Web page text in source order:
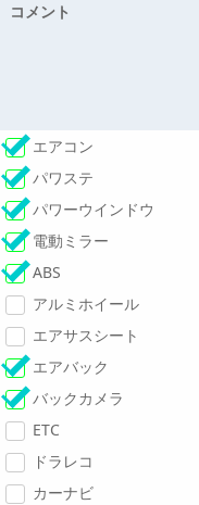
コメント
エアコン
パワステ
パワーウインドウ
電動ミラー
ABS
アルミホイール
エアサスシート
エアバック
バックカメラ
ETC
ドラレコ
カーナビ